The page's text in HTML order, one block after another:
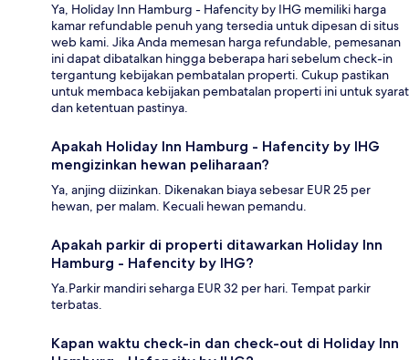
Ya, Holiday Inn Hamburg - Hafencity by IHG memiliki harga
kamar refundable penuh yang tersedia untuk dipesan di situs
web kami. Jika Anda memesan harga refundable, pemesanan
ini dapat dibatalkan hingga beberapa hari sebelum check-in
tergantung kebijakan pembatalan properti. Cukup pastikan
untuk membaca kebijakan pembatalan properti ini untuk syarat
dan ketentuan pastinya.
Apakah Holiday Inn Hamburg - Hafencity by IHG
mengizinkan hewan peliharaan?
Ya, anjing diizinkan. Dikenakan biaya sebesar EUR 25 per
hewan, per malam. Kecuali hewan pemandu.
Apakah parkir di properti ditawarkan Holiday Inn
Hamburg - Hafencity by IHG?
Ya.Parkir mandiri seharga EUR 32 per hari. Tempat parkir
terbatas.
Kapan waktu check-in dan check-out di Holiday Inn